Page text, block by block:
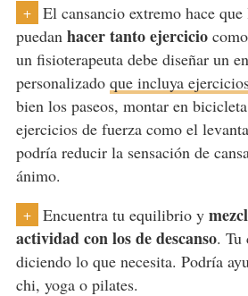
+
El cansancio extremo hace
puedan hacer tanto ejercicio
un fisioterapeuta debe diseñar un
personalizado que incluya
bien los paseos, montar en
ejercicios de fuerza como el
podría reducir la sensación de
ánimo.
+ Encuentra tu equilibrio y
actividad con los de descanso. Tu
diciendo lo que necesita. Podría
chi, yoga o pilates.